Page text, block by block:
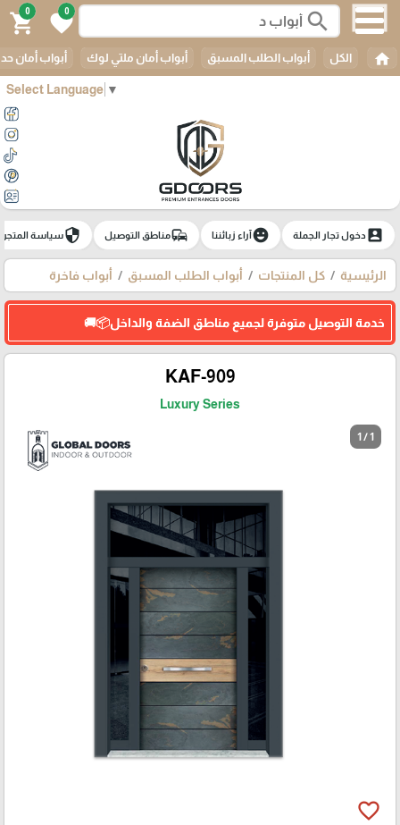
Select Language ▼
search
0
favorite
0
shopping_cart
home الكل أبواب الطلب المسبق أبواب أمان ملتي لوك أبواب أمان
account_boxدخول تجار الجملة emoji_emotionsآراء زبائننا commuteمناطق التوصيل securityسياسة المتجر
الرئيسية كل المنتجات أبواب الطلب المسبق أبواب فاخرة
خدمة التوصيل متوفرة لجميع مناطق الضفة والداخل📦🚚
KAF-909
Luxury Series
1 / 1
favorite_border